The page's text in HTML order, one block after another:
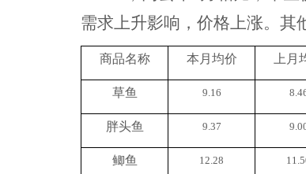
需求上升影响，价格上涨。其
商品名称 本月均价 上月
草鱼 9.16
胖头鱼 9.37
鲫鱼 12.28